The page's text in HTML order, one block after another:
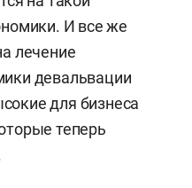
И все же
лечение
девальвации
для бизнеса
теперь